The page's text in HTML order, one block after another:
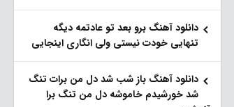
دانلود آهنگ برو بعد تو عادتمه دیگه
تنهایی خودت نیستی ولی انگاری اینجایی
دانلود آهنگ باز شب شد دل من برات تنگ
شد خورشیدم خاموشه دل من تنگ برا